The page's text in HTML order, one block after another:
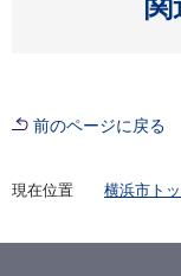
前のページに戻る
現在位置
横浜市ト
災害にあ